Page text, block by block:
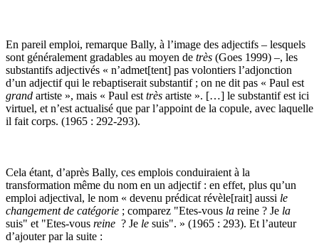
En pareil emploi, remarque Bally, à l’image des adjectifs – lesquels
sont généralement gradables au moyen de très (Goes 1999) –, les
substantifs adjectivés « n’admet[tent] pas volontiers l’adjonction
d’un adjectif qui le rebaptiserait substantif ; on ne dit pas « Paul est
grand artiste », mais « Paul est très artiste ». […] le substantif est ici
virtuel, et n’est actualisé que par l’appoint de la copule, avec laquelle
il fait corps. (1965 : 292-293).
Cela étant, d’après Bally, ces emplois conduiraient à la
transformation même du nom en un adjectif : en effet, plus qu’un
emploi adjectival, le nom « devenu prédicat révèle[rait] aussi le
changement de catégorie ; comparez "Etes-vous la reine ? Je la
suis" et "Etes-vous reine ? Je le suis". » (1965 : 293). Et l’auteur
d’ajouter par la suite :